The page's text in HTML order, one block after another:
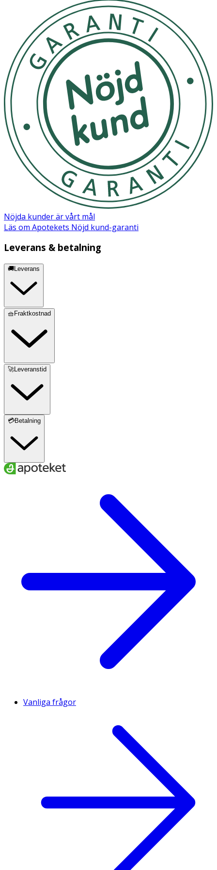
rykte som en av naturens mest kraftfulla lusthöjare.
Toppnoter: Kumquat, mandarin, apelsin Mellannoter:
Apelsinblomma, jasmin, mandel Basnoter: Kashmir,
cederträ, vanilj 88 %
Spraya direkt på huden på pulspunkterna (halsen,
insidan av handlederna och i armvecken) och låt torka
utan att gnida in, för maximal varaktighet. Endast för
utvärtes bruk.
Förvaras torrt och i rumstemperatur.
OK för gravida och ammande:
Ingredienser:
ALCOHOL DENAT., AQUA/WATER/EAU, PARFUM/
FRAGRANCE, BENZYL SALICYLATE, BRASSICA
CAMPESTRIS (RAPESEED) SEED OIL, HELIANTHUS
ANNUUS (SUNFLOWER) SEED OIL, ROSMARINUS
OFFICINALIS (ROSEMARY) LEAF EXTRACT, ALPHA-
ISOMETHYL IONONE, COUMARIN, GERANIOL,
LINALOOL. May contain traces of wheat /
Nöjda kunder är vårt mål
Läs om Apotekets Nöjd kund-garanti
Leverans & betalning
🚚Leverans
🧺Fraktkostnad
🚀Leveranstid
💳Betalning
Vanliga frågor